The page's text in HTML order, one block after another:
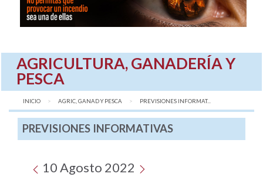
AGRICULTURA, GANADERÍA Y
PESCA
INICIO AGRIC, GANAD Y PESCA AQUÍ:
PREVISIONES INFORMAT...
PREVISIONES INFORMATIVAS
10 Agosto 2022